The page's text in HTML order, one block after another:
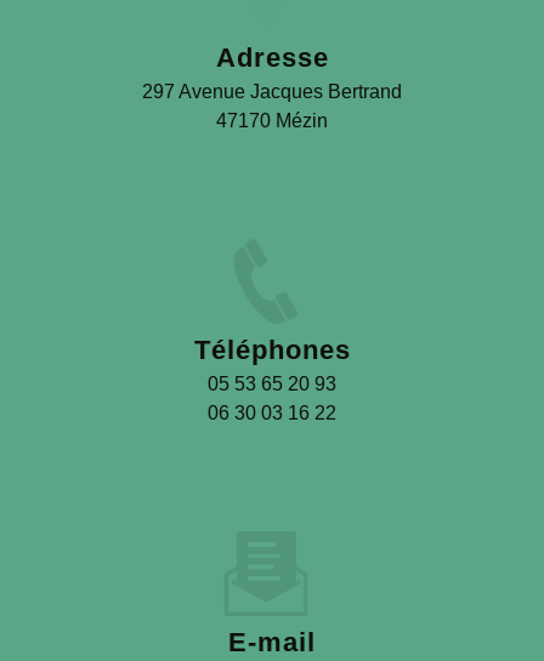
Adresse
297 Avenue Jacques Bertrand
47170 Mézin
Téléphones
05 53 65 20 93
06 30 03 16 22
E-mail